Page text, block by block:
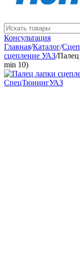
Консультация
Главная/Каталог/
сцепление УАЗ/Палец
min 10)